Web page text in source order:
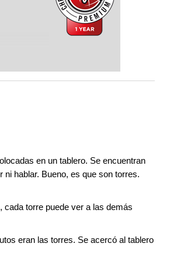
en un tablero. Se encuentran
hablar. Bueno, es que son torres.
cada torre puede ver a las demás
eran las torres. Se acercó al tablero